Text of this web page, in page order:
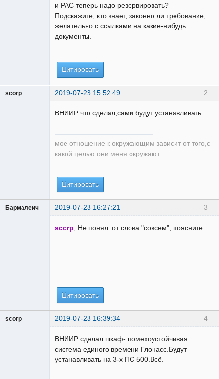
и РАС теперь надо резервировать?
Подскажите, кто знает, законно ли требование,
желательно с ссылками на какие-нибудь
документы.
Цитировать
2
scorp 2019-07-23 15:52:49
ВНИИР что сделал,сами будут устанавливать
мое отношение к окружающим зависит от того,с
какой целью они меня окружают
Цитировать
3
Бармалеич 2019-07-23 16:27:21
scorp , Не понял, от слова "совсем", поясните.
Цитировать
4
scorp 2019-07-23 16:39:34
ВНИИР сделал шкаф- помехоустойчивая
система единого времени Глонасс.Будут
устанавливать на 3-х ПС 500.Всё.